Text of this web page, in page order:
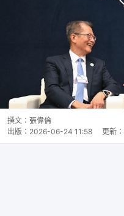
撰文： 張偉倫
出版： 2026-06-24 11:58 更新：